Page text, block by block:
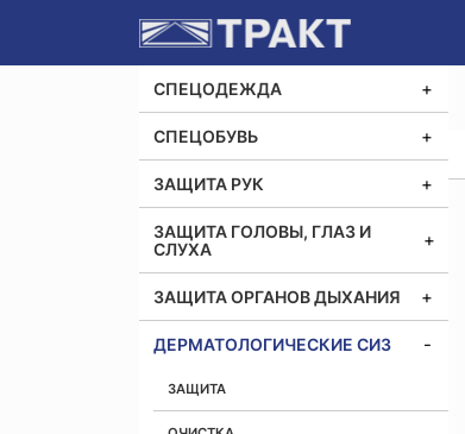
СПЕЦОДЕЖДА
СПЕЦОБУВЬ
ЗАЩИТА РУК
ЗАЩИТА ГОЛОВЫ, ГЛАЗ И
СЛУХА
ЗАЩИТА ОРГАНОВ ДЫХАНИЯ
ДЕРМАТОЛОГИЧЕСКИЕ СИЗ
ЗАЩИТА